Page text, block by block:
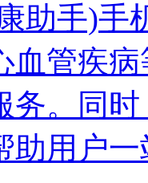
助手)手
血管疾
务。同
助用户一